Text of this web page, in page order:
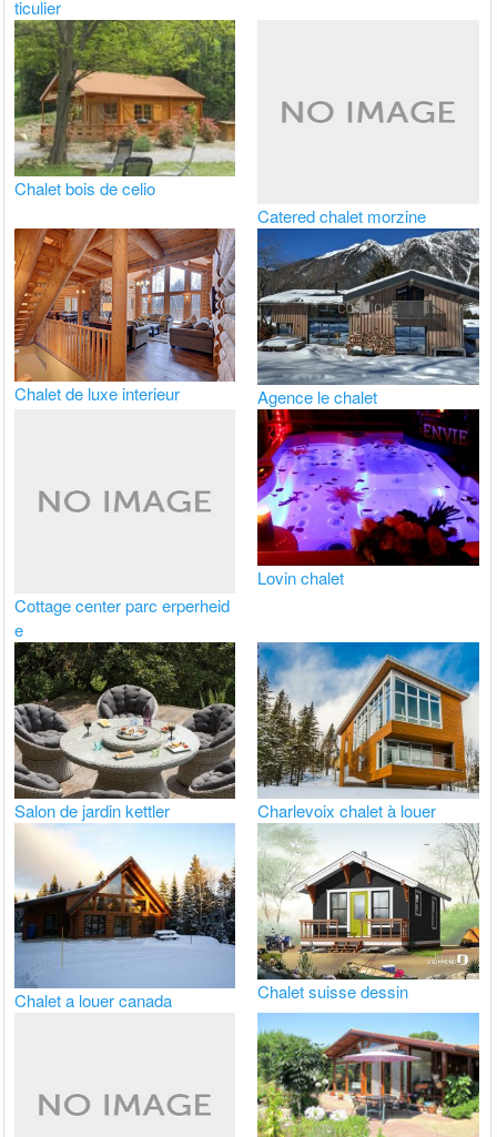
ticulier
Chalet bois de celio
Catered chalet morzine
Chalet de luxe interieur Agence le chalet
Cottage center parc erperheid
e
Lovin chalet
Salon de jardin kettler Charlevoix chalet à louer
Chalet a louer canada Chalet suisse dessin